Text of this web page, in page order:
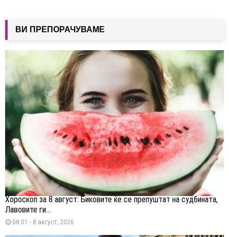
ВИ ПРЕПОРАЧУВАМЕ
Хороскоп за 8 август: Биковите ќе се препуштат на судбината,
Лавовите ги...
08:01 - 8 август, 2026